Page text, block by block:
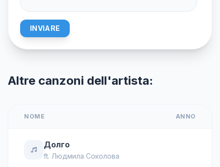
INVIARE
Altre canzoni dell'artista:
NOME ANNO
Долго
ft. Людмила Соколова